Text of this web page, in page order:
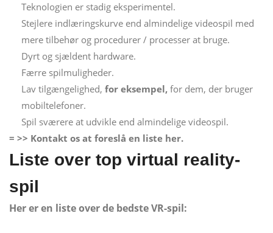
Teknologien er stadig eksperimentel.
Stejlere indlæringskurve end almindelige videospil med
mere tilbehør og procedurer / processer at bruge.
Dyrt og sjældent hardware.
Færre spilmuligheder.
Lav tilgængelighed, for eksempel, for dem, der bruger
mobiltelefoner.
Spil sværere at udvikle end almindelige videospil.
= >> Kontakt os at foreslå en liste her.
Liste over top virtual reality-
spil
Her er en liste over de bedste VR-spil: